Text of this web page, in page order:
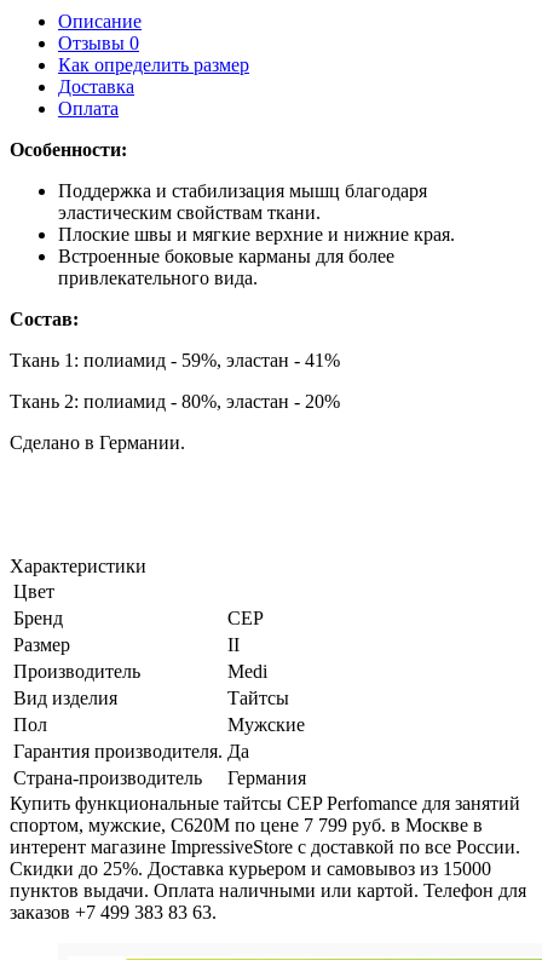
Описание
Отзывы 0
Как определить размер
Доставка
Оплата
Особенности:
Поддержка и стабилизация мышц благодаря
эластическим свойствам ткани.
Плоские швы и мягкие верхние и нижние края.
Встроенные боковые карманы для более
привлекательного вида.
Состав:
Ткань 1: полиамид - 59%, эластан - 41%
Ткань 2: полиамид - 80%, эластан - 20%
Сделано в Германии.
Характеристики
Цвет
Бренд
CEP
Размер
II
Производитель
Medi
Вид изделия
Тайтсы
Пол
Мужские
Гарантия производителя. Да
Страна-производитель
Германия
Купить функциональные тайтсы CEP Perfomance для занятий
спортом, мужские, C620M по цене 7 799 руб. в Москве в
интерент магазине ImpressiveStore с доставкой по все России.
Скидки до 25%. Доставка курьером и самовывоз из 15000
пунктов выдачи. Оплата наличными или картой. Телефон для
заказов +7 499 383 83 63.